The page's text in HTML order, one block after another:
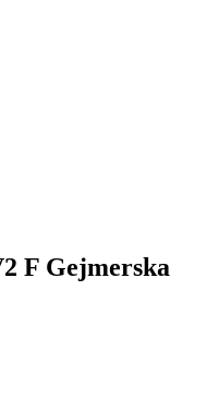
F Gejmerska